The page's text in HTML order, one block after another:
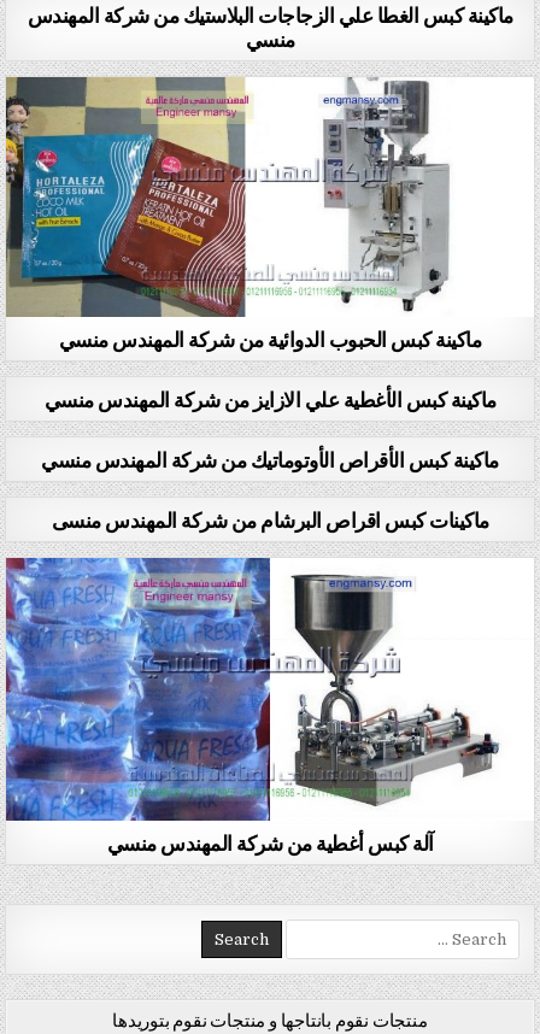
ماكينة كبس الغطا علي الزجاجات البلاستيك من شركة المهندس
منسي
ماكينة كبس الحبوب الدوائية من شركة المهندس منسي
ماكينة كبس الأغطية علي الازايز من شركة المهندس منسي
ماكينة كبس الأقراص الأوتوماتيك من شركة المهندس منسي
ماكينات كبس اقراص البرشام من شركة المهندس منسى
آلة كبس أغطية من شركة المهندس منسي
Search for:
منتجات نقوم بانتاجها و منتجات نقوم بتوريدها